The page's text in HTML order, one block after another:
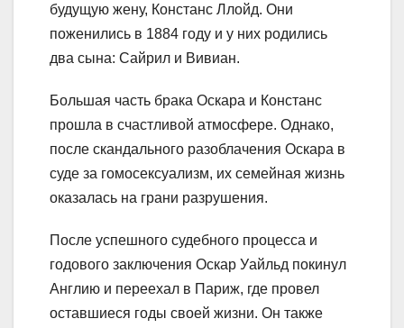
будущую жену, Констанс Ллойд. Они
поженились в 1884 году и у них родились
два сына: Сайрил и Вивиан.
Большая часть брака Оскара и Констанс
прошла в счастливой атмосфере. Однако,
после скандального разоблачения Оскара в
суде за гомосексуализм, их семейная жизнь
оказалась на грани разрушения.
После успешного судебного процесса и
годового заключения Оскар Уайльд покинул
Англию и переехал в Париж, где провел
оставшиеся годы своей жизни. Он также